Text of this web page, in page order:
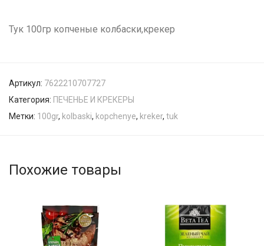
Тук 100гр копченые колбаски,крекер
Артикул: 7622210707727
Категория: ПЕЧЕНЬЕ И КРЕКЕРЫ
Метки: 100gr, kolbaski, kopchenye, kreker, tuk
Похожие товары